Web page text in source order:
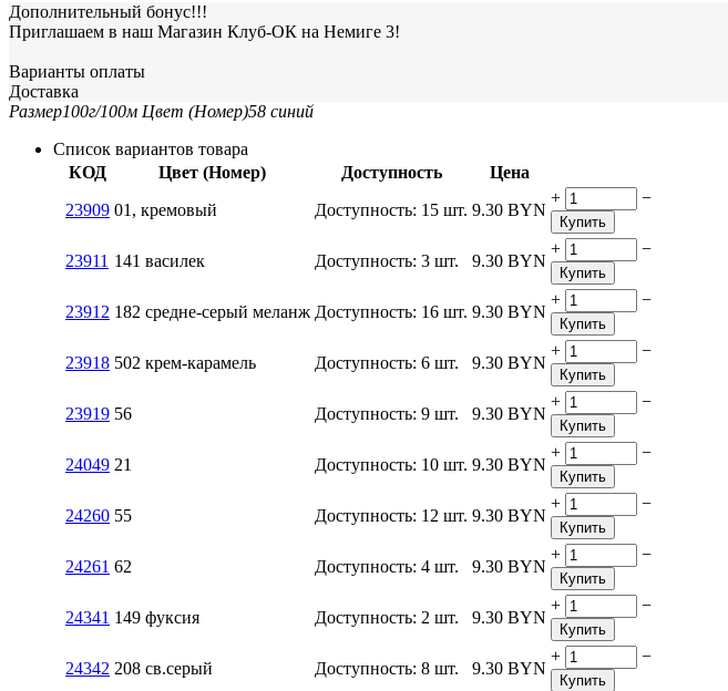
Дополнительный бонус!!!
Приглашаем в наш Магазин Клуб-ОК на Немиге 3!
Варианты оплаты
Доставка
Размер100г/100м Цвет (Номер)58 синий
Список вариантов товара
КОД
Цвет (Номер) Доступность
Цена
23909 01, кремовый Доступность: 15 шт. 9.30 BYN
+ −
Купить
23911 141 василек Доступность: 3 шт. 9.30 BYN
+ −
Купить
23912 182 средне-серый меланж Доступность: 16 шт. 9.30 BYN
+ −
Купить
23918 502 крем-карамель Доступность: 6 шт. 9.30 BYN
+ −
Купить
23919 56 Доступность: 9 шт. 9.30 BYN
+ −
Купить
24049 21 Доступность: 10 шт. 9.30 BYN
+ −
Купить
24260 55 Доступность: 12 шт. 9.30 BYN
+ −
Купить
24261 62 Доступность: 4 шт. 9.30 BYN
+ −
Купить
24341 149 фуксия Доступность: 2 шт. 9.30 BYN
+ −
Купить
24342 208 св.серый Доступность: 8 шт. 9.30 BYN
+ −
Купить